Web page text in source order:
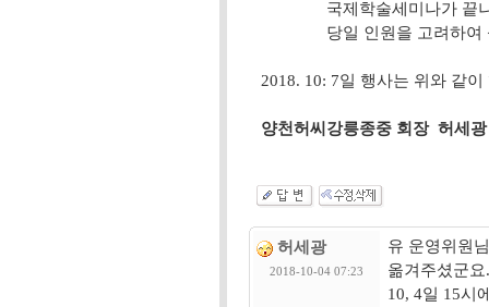
국제학술세미나가 끝나
당일 인원을 고려하여
2018. 10: 7일 행사는 위와 같
양천허씨강릉종중 회장 허세
허세광
2018-10-04 07:23
유 운영위원님
옮겨주셨군요.
10, 4일 15시